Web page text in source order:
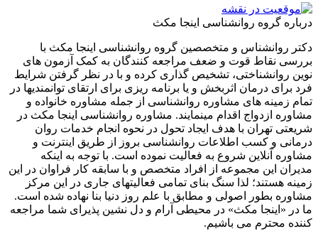
گروه روانشناسی اینجا مکث
روانشناس و متخصصین گروه روانشناسی اینجا مکث با
نقاط قوت و ضعف مراجعه کنندگان به کمک آزمون های
روانشناختی، تشخیص گذاری کرده و با در نظر گرفتن شرایط
درمان اثربخش و یا برنامه ریزی برای ارتقای توانمندیها در
زمینه های مشاوره روانشناسی از جمله مشاوره خانواده و
ازدواج اقدام مینمایند. مشاوره روانشناسی اینجا مکث در
تهران با هدف ایجاد تحول در نحوه انجام خدمات روان
و کسب اطلاعات روانشناسی بروز از طریق اینترنت و
آنلاین شروع به فعالیت نموده است. با توجه به اینکه
این مجموعه از افراد متخصص و با سابقه کار فراوان در این
هستند؛ لذا سنگ بنای تمامی فعالیتهای جاری در این مرکز
بطور اصولی و مطابق با علم روز دنیا بنا نهاده شده است.
«اینجا مکث» در محیطی آرام و دل نشین پذیرای شما مراجعه
محترم می باشیم.